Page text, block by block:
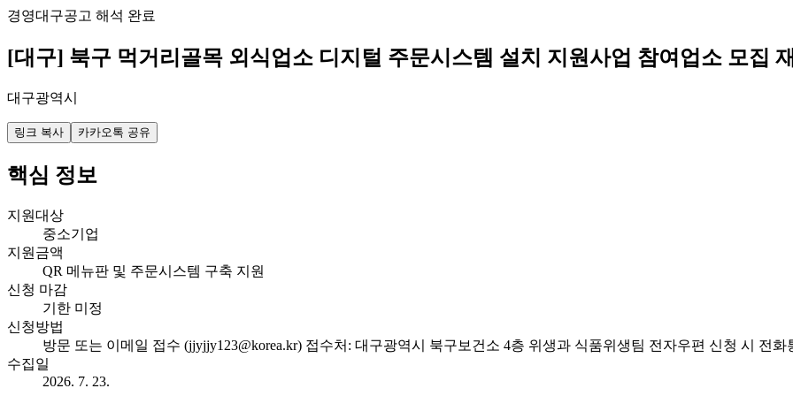
경영대구공고 해석 완료
[대구] 북구 먹거리골목 외식업소 디지털 주문시스템 설치 지원사업 참여업소 모집
대구광역시
링크 복사 카카오톡 공유
핵심 정보
지원대상
중소기업
지원금액
QR 메뉴판 및 주문시스템 구축 지원
신청 마감
기한 미정
신청방법
방문 또는 이메일 접수 (jjyjjy123@korea.kr) 접수처: 대구광역시 북구보건소 4층 위생과 식품위생팀 전자우편 신청 시 전화
수집일
2026. 7. 23.